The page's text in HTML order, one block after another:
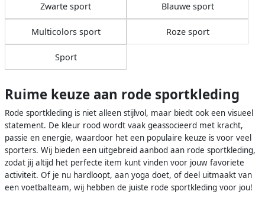
Zwarte sport Blauwe sport
Multicolors sport Roze sport
Sport
Ruime keuze aan rode sportkleding
Rode sportkleding is niet alleen stijlvol, maar biedt ook een visueel
statement. De kleur rood wordt vaak geassocieerd met kracht,
passie en energie, waardoor het een populaire keuze is voor veel
sporters. Wij bieden een uitgebreid aanbod aan rode sportkleding,
zodat jij altijd het perfecte item kunt vinden voor jouw favoriete
activiteit. Of je nu hardloopt, aan yoga doet, of deel uitmaakt van
een voetbalteam, wij hebben de juiste rode sportkleding voor jou!